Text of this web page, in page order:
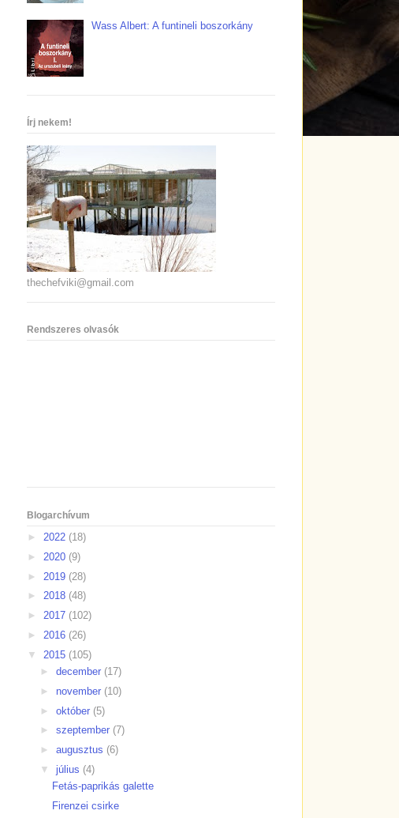
Wass Albert: A funtineli boszorkány
Írj nekem!
thechefviki@gmail.com
Rendszeres olvasók
Blogarchívum
► 2022 (18)
► 2020 (9)
► 2019 (28)
► 2018 (48)
► 2017 (102)
► 2016 (26)
▼ 2015 (105)
► december (17)
► november (10)
► október (5)
► szeptember (7)
► augusztus (6)
▼ július (4)
Fetás-paprikás galette
Firenzei csirke